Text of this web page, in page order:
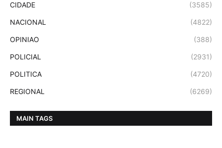
CIDADE (3585)
NACIONAL (4822)
OPINIAO (388)
POLICIAL (2931)
POLITICA (4720)
REGIONAL (6269)
MAIN TAGS